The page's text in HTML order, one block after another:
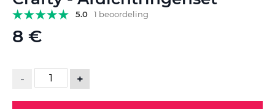
5.0 1 beoordeling
8 €
- +
het
begin
van
gallerij